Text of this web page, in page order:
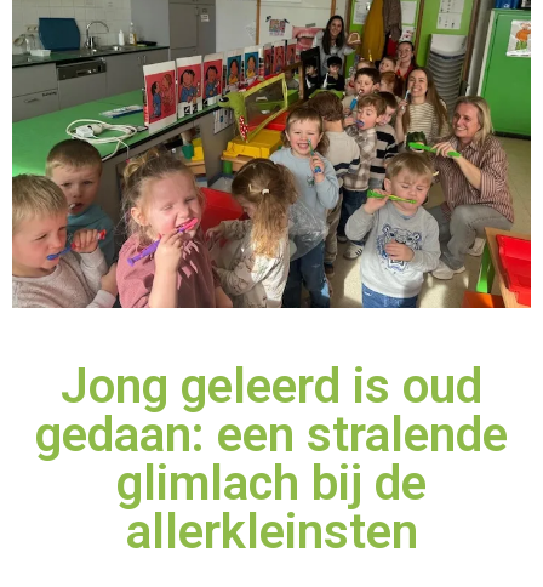
Jong geleerd is oud
gedaan: een stralende
glimlach bij de
allerkleinsten